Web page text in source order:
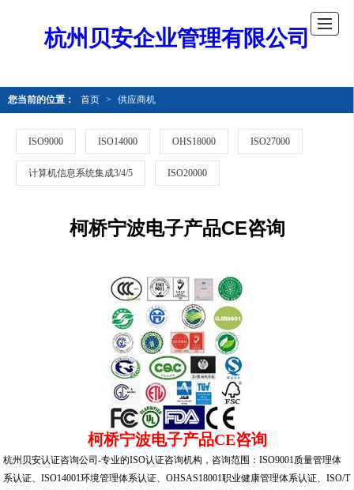
杭州贝安企业管理有限公司
您当前的位置： 首页 > 供应商机
ISO9000 ISO14000 OHS18000 ISO27000
计算机信息系统集成3/4/5 ISO20000
柯桥宁波电子产品CE咨询
柯桥宁波电子产品CE咨询
杭州贝安认证咨询公司-专业的ISO认证咨询机构，咨询范围：ISO9001质量管理体
系认证、ISO14001环境管理体系认证、OHSAS18001职业健康管理体系认证、ISO/T